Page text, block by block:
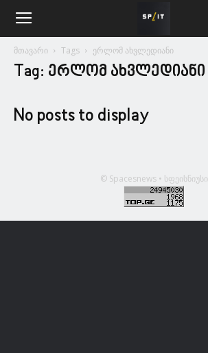
მთავარი Tags ერლომ ახვლედიანი
Tag: ერლომ ახვლედიანი
No posts to display
© Spacesnews • სფეისნიუსი